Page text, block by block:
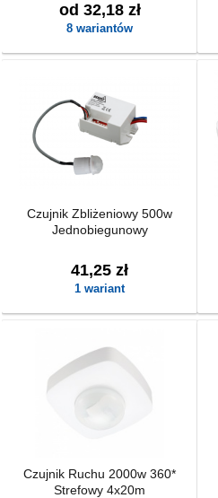
od 32,18 zł
8 wariantów
Czujnik Zbliżeniowy 500w
Jednobiegunowy
41,25 zł
1 wariant
Czujnik Ruchu 2000w 360*
Strefowy 4x20m